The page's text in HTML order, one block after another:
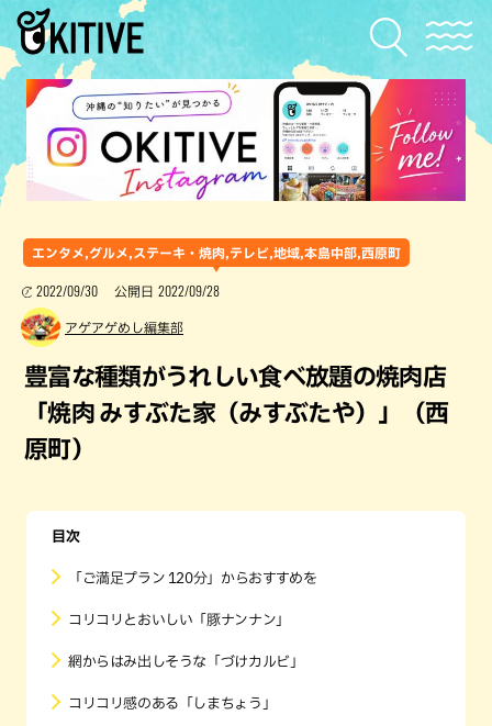
エンタメ,グルメ,ステーキ・焼肉,テレビ,地域,本島中部,西原町
2022/09/30 公開日 2022/09/28
アゲアゲめし編集部
豊富な種類がうれしい食べ放題の焼肉店
「焼肉 みすぶた家（みすぶたや）」（西
原町）
目次
「ご満足プラン 120分」からおすすめを
コリコリとおいしい「豚ナンナン」
網からはみ出しそうな「づけカルビ」
コリコリ感のある「しまちょう」